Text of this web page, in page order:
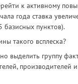
к активному
года ставка
пунктов).
такого всплеска?
выделить группу
производителей